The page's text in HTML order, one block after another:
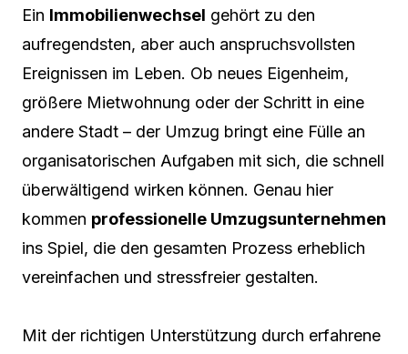
Ein Immobilienwechsel gehört zu den
aufregendsten, aber auch anspruchsvollsten
Ereignissen im Leben. Ob neues Eigenheim,
größere Mietwohnung oder der Schritt in eine
andere Stadt – der Umzug bringt eine Fülle an
organisatorischen Aufgaben mit sich, die schnell
überwältigend wirken können. Genau hier
kommen professionelle Umzugsunternehmen
ins Spiel, die den gesamten Prozess erheblich
vereinfachen und stressfreier gestalten.
Mit der richtigen Unterstützung durch erfahrene